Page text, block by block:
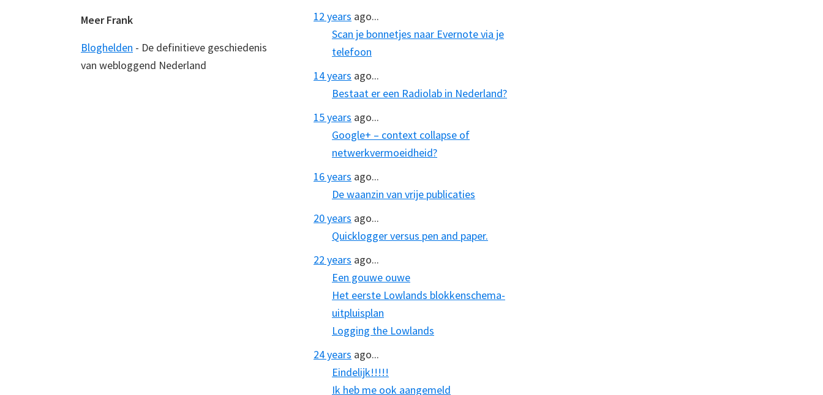
Meer Frank
Bloghelden - De definitieve geschiedenis
van webloggend Nederland
12 years ago...
Scan je bonnetjes naar Evernote via je
telefoon
14 years ago...
Bestaat er een Radiolab in Nederland?
15 years ago...
Google+ – context collapse of
netwerkvermoeidheid?
16 years ago...
De waanzin van vrije publicaties
20 years ago...
Quicklogger versus pen and paper.
22 years ago...
Een gouwe ouwe
Het eerste Lowlands blokkenschema-
uitpluisplan
Logging the Lowlands
24 years ago...
Eindelijk!!!!!
Ik heb me ook aangemeld